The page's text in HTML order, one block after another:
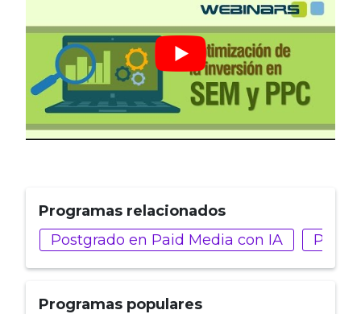
Programas relacionados
Postgrado en Paid Media con IA
Programas populares